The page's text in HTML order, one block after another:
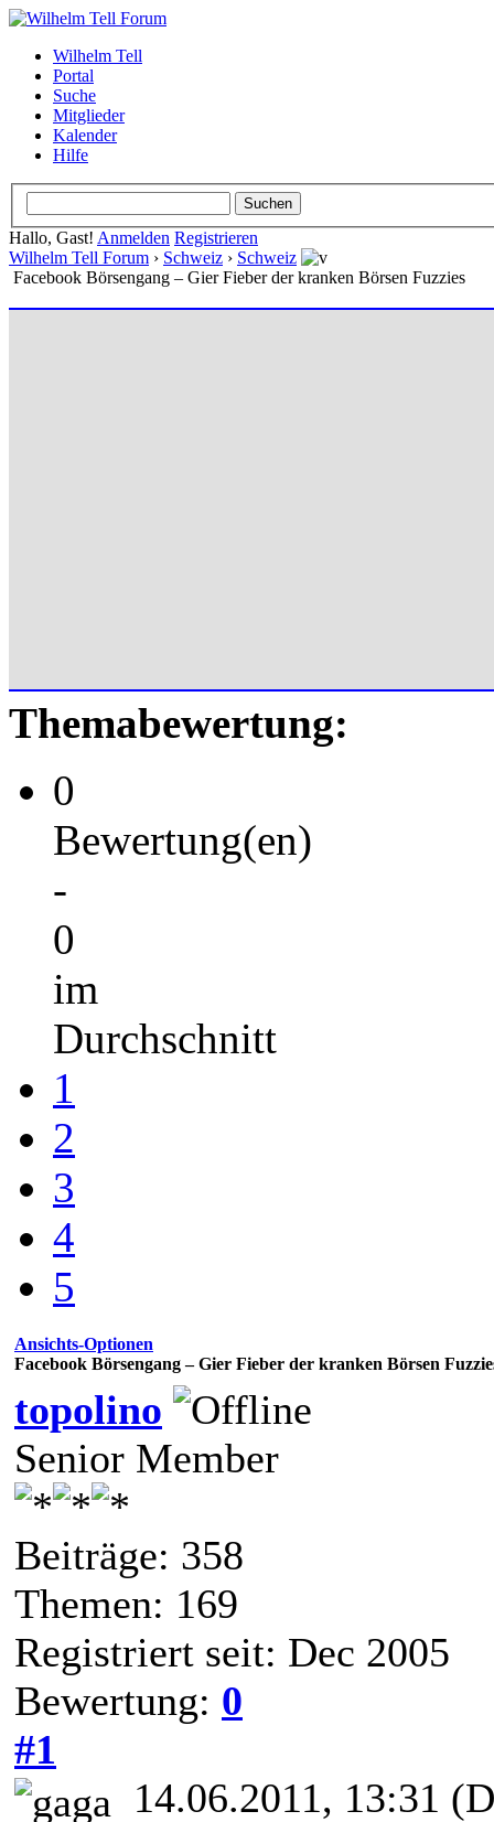
Wilhelm Tell
Portal
Suche
Mitglieder
Kalender
Hilfe
Hallo, Gast! Anmelden Registrieren
Wilhelm Tell Forum › Schweiz › Schweiz
Facebook Börsengang – Gier Fieber der kranken Börsen Fuzzies
Themabewertung:
0
Bewertung(en)
-
0
im
Durchschnitt
1
2
3
4
5
Ansichts-Optionen
Facebook Börsengang – Gier Fieber der kranken Börsen
topolino
Senior Member
Beiträge: 358
Themen: 169
Registriert seit: Dec 2005
Bewertung: 0
#1
14.06.2011, 13:31